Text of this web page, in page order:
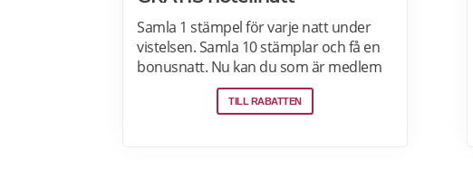
Samla 1 stämpel för varje natt under
vistelsen. Samla 10 stämplar och få en
bonusnatt. Nu kan du som är medlem
spara 10 % eller mer på över 100 000
hotell i Sverige och hela världen när du
TILL RABATTEN